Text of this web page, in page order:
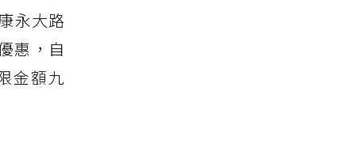
永大路
惠，自
金額九